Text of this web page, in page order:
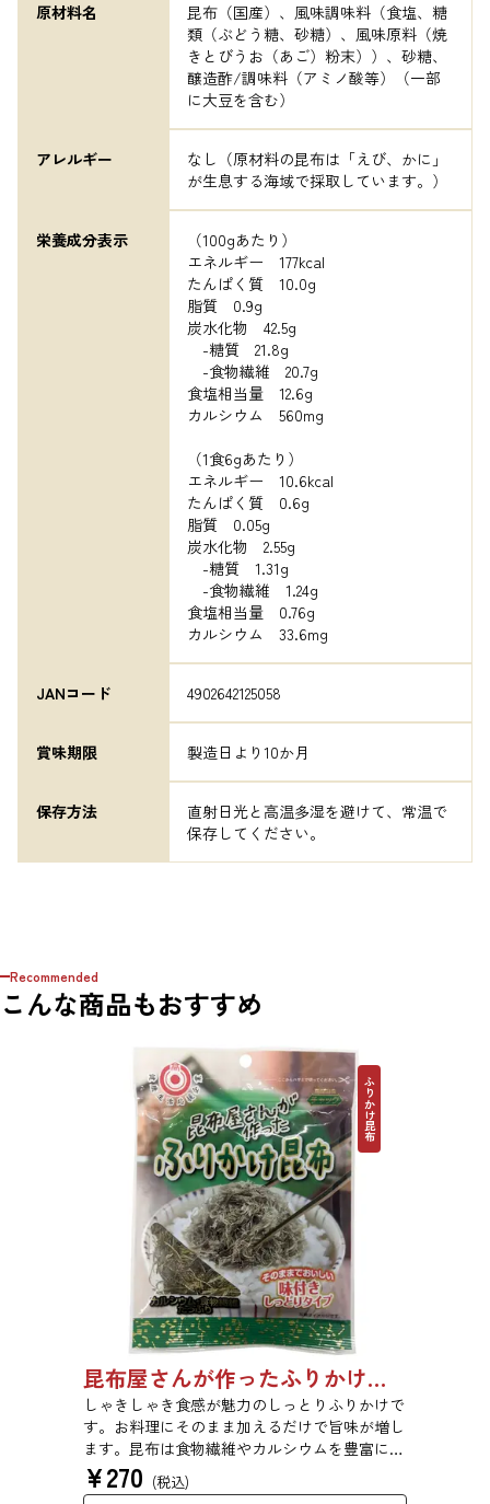
原材料名
昆布（国産）、風味調味料（食塩、糖
類（ぶどう糖、砂糖）、風味原料（焼
きとびうお（あご）粉末））、砂糖、
醸造酢/調味料（アミノ酸等）（一部
に大豆を含む）
アレルギー
なし（原材料の昆布は「えび、かに」
が生息する海域で採取しています。）
栄養成分表示
（100gあたり）
エネルギー　177kcal
たんぱく質　10.0g
脂質　0.9g
炭水化物　42.5g
-糖質　21.8g
-食物繊維　20.7g
食塩相当量　12.6g
カルシウム　560mg
（1食6gあたり）
エネルギー　10.6kcal
たんぱく質　0.6g
脂質　0.05g
炭水化物　2.55g
-糖質　1.31g
-食物繊維　1.24g
食塩相当量　0.76g
カルシウム　33.6mg
JANコード 4902642125058
賞味期限 製造日より10か月
保存方法
直射日光と高温多湿を避けて、常温で
保存してください。
Recommended
こんな商品もおすすめ
ふりかけ昆布
昆布屋さんが作ったふりかけ昆布 30g 単品 5袋セット 20袋セット 5072
しゃきしゃき食感が魅力のしっとりふりかけで
す。お料理にそのまま加えるだけで旨味が増し
ます。昆布は食物繊維やカルシウムを豊富に含
んでいるため、バランスのとれた食生活のため
にお使いいただけます。
¥270 (税込)